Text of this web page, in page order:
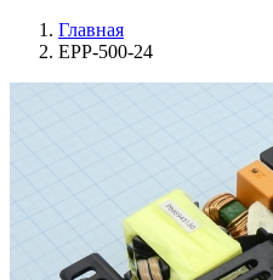
Главная
EPP-500-24